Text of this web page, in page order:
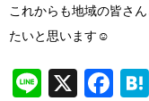
これからも地域の皆さ
たいと思います☺️
Line
X